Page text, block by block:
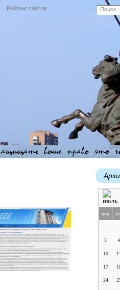
Рейтинг сайтов
пон
3 4
10 11
17
24